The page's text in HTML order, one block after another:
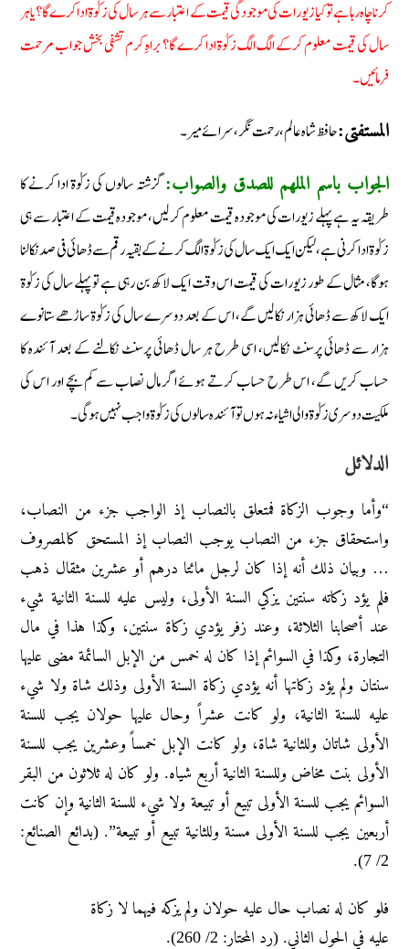
کرنا چاہ رہا ہے تو کیا زیورات کی موجودگی قیمت کے اعتبار سے ہر سال کی زکوٰۃ ادا کرے گا؟ یا ہر
سال کی قیمت معلوم کرکے الگ الگ زکوٰۃ ادا کرے گا؟ براہِ کرم تشفی بخش جواب مرحمت
فرمائیں۔
المستفتی:حافظ شاه عالم، رحمت نگر، سرائے میر۔
الجواب باسم الملھم للصدق والصواب: گزشتہ سالوں کی زکوٰۃ ادا کرنے کا
طریقہ یہ ہے پہلے زیورات کی موجودہ قیمت معلوم کرلیں، موجودہ قیمت کے اعتبار سے ہی
زکوٰۃ ادا کرنی ہے ،لیکن ایک ایک سال کی زکوٰۃ الگ کرنے کے بقیہ رقم سے ڈھائی فی صد نکالنا
ہوگا، مثال کے طور زیورات کی قیمت اس وقت ایک لاکھ بن رہی ہے تو پہلے سال کی زکوٰۃ
ایک لاکھ سے ڈھائی ہزار نکالیں گے، اس کے بعد دوسرے سال کی زکوٰۃ ساڑھے ستانوے
ہزار سے ڈھائی پرسنٹ نکالیں، اسی طرح ہر سال ڈھائی پرسنٹ نکالنے کے بعد آئندہ کا
حساب کریں گے، اس طرح حساب کرتے ہوئے اگر مال نصاب سے کم بچے اور اس کی
ملکیت دوسری زکوٰۃ والی اشیاء نہ ہوں تو آئندہ سالوں کی زکوٰۃ واجب نہیں ہوگی۔
الدلائل
“وأما وجوب الزكاة فمتعلق بالنصاب إذ الواجب جزء من النصاب،
واستحقاق جزء من النصاب يوجب النصاب إذ المستحق كالمصروف
… وبيان ذلك أنه إذا كان لرجل مائتا درهم أو عشرين مثقال ذهب
فلم يؤد زكاته سنتين يزكي السنة الأولى، وليس عليه للسنة الثانية شيء
عند أصحابنا الثلاثة، وعند زفر يؤدي زكاة سنتين، وكذا هذا في مال
التجارة، وكذا في السوائم إذا كان له خمس من الإبل السائمة مضى عليها
سنتان ولم يؤد زكاتها أنه يؤدي زكاة السنة الأولى وذلك شاة ولا شيء
عليه للسنة الثانية، ولو كانت عشراً وحال عليها حولان يجب للسنة
الأولى شاتان وللثانية شاة، ولو كانت الإبل خمساً وعشرين يجب للسنة
الأولى بنت مخاض وللسنة الثانية أربع شياه. ولو كان له ثلاثون من البقر
السوائم يجب للسنة الأولى تبيع أو تبيعة ولا شيء للسنة الثانية وإن كانت
أربعين يجب للسنة الأولى مسنة وللثانية تبيع أو تبيعة”. (بدائع الصنائع:
2/ 7).
فلو كان له نصاب حال عليه حولان ولم يزكه فيهما لا زكاة
عليه في الحول الثاني. (رد المحتار: 2/ 260).